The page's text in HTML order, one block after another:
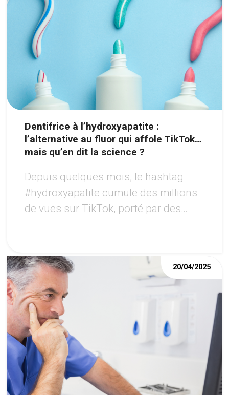
Dentifrice à l’hydroxyapatite :
l’alternative au fluor qui affole TikTok…
mais qu’en dit la science ?
Depuis quelques mois, le hashtag
#hydroxyapatite cumule des millions
de vues sur TikTok, porté par des
20/04/2025